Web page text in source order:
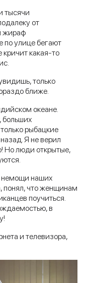
тысячи
от
жираф
по улице бегают
кричит какая-то
только
ближе.
океане.
больших
рыбацкие
Я не верил
Но люди открытые,
немощи наших
понял, что женщинам
поучиться.
в
и телевизора,